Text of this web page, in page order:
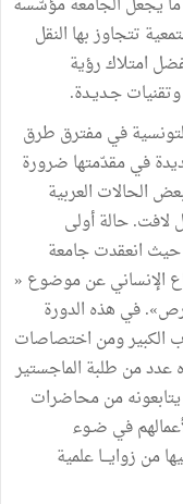
تتجاوز بها النقل
امتلاك رؤية
جـديـدة.
في مفترق طرق
في مقدّمتها ضرورة
الحالات العربية
لافت. حالة أولى
حيث انعقدت جامعة
الإنساني عن موضوع «
في هذه الدورة
الكبير ومن اختصاصات
عدد من طلبة الماجستير
يتابعونه من محاضرات
في ضـوء
من زوايـــا علمية